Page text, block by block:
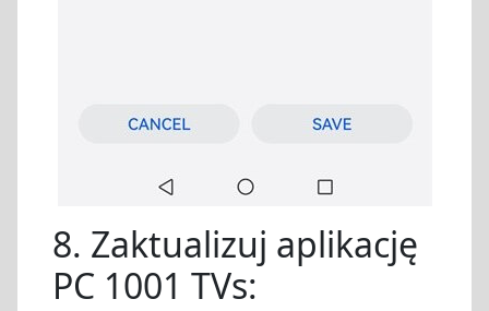
8. Zaktualizuj aplikację
PC 1001 TVs: